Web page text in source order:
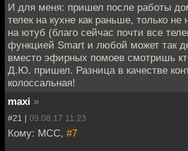
И для меня: пришел после работы
телек на кухне как раньше, только
на ютуб (благо сейчас почти все
функцией Smart и любой может так
вместо эфирных помоев смотришь
Д.Ю. пришел. Разница в качестве
колоссальная!
maxi »
#21 | 09.08.17 11:23
Кому: MCC, #7